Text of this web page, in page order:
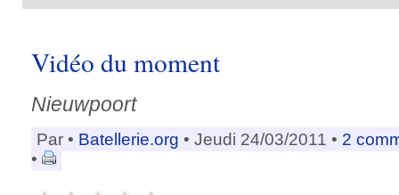
Vidéo du moment
Nieuwpoort
Par • Batellerie.org • Jeudi 24/03/2011 • 2
•